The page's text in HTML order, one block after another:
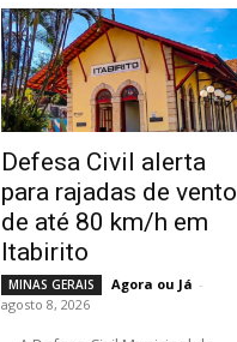
Defesa Civil alerta
para rajadas de vento
de até 80 km/h em
Itabirito
MINAS GERAIS Agora ou Já -
agosto 8, 2026